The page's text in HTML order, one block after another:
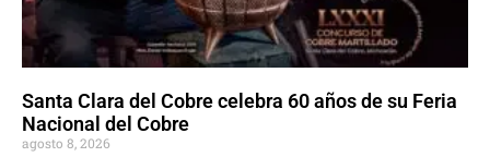
Santa Clara del Cobre celebra 60 años de su Feria
Nacional del Cobre
agosto 8, 2026